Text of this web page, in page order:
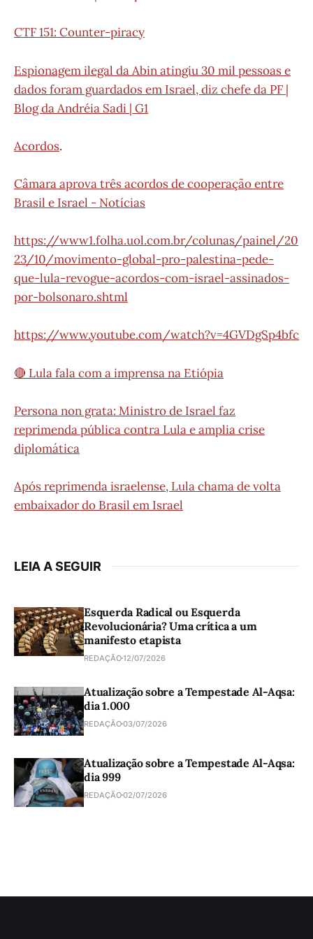
CTF 151: Counter-piracy
Espionagem ilegal da Abin atingiu 30 mil pessoas e
dados foram guardados em Israel, diz chefe da PF |
Blog da Andréia Sadi | G1
Acordos.
Câmara aprova três acordos de cooperação entre
Brasil e Israel - Notícias
https://www1.folha.uol.com.br/colunas/painel/20
23/10/movimento-global-pro-palestina-pede-
que-lula-revogue-acordos-com-israel-assinados-
por-bolsonaro.shtml
https://www.youtube.com/watch?v=4GVDgSp4bfc
🔴 Lula fala com a imprensa na Etiópia
Persona non grata: Ministro de Israel faz
reprimenda pública contra Lula e amplia crise
diplomática
Após reprimenda israelense, Lula chama de volta
embaixador do Brasil em Israel
LEIA A SEGUIR
Esquerda Radical ou Esquerda
Revolucionária? Uma crítica a um
manifesto etapista
REDAÇÃO12/07/2026
Atualização sobre a Tempestade Al-Aqsa:
dia 1.000
REDAÇÃO03/07/2026
Atualização sobre a Tempestade Al-Aqsa:
dia 999
REDAÇÃO02/07/2026